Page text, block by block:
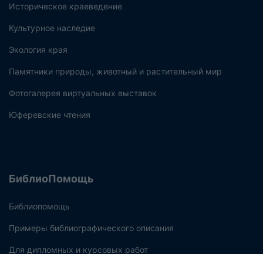
Историческое краеведение
Культурное наследие
Экология края
Памятники природы, животный и растительный мир
Фотогалерея виртуальных выставок
Юферевские чтения
БиблиоПомощь
Библиопомощь
Примеры библиографического описания
Для дипломных и курсовых работ